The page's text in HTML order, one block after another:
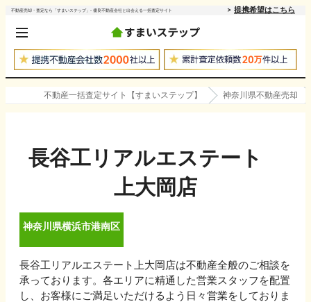
不動産売却・査定なら「すまいステップ」- 優良不動産会社と出会える一括査定サイト 提携希望はこちら
不動産一括査定サイト【すまいステップ】 神奈川県不動産売却
長谷工リアルエステート
上大岡店
神奈川県横浜市港南区
長谷工リアルエステート上大岡店は不動産全般のご相談を
承っております。各エリアに精通した営業スタッフを配置
し、お客様にご満足いただけるよう日々営業をしておりま